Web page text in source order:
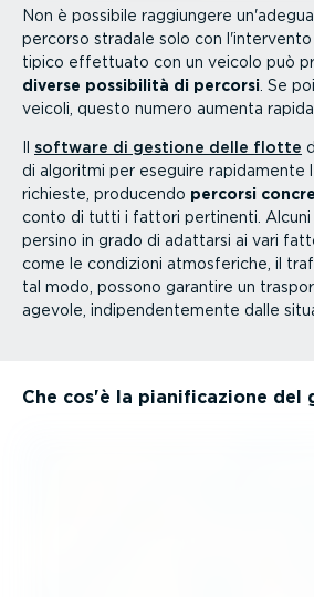
Non è possibile raggiungere
percorso stradale solo con l'intervento
tipico effettuato con un veicolo può
diverse possibilità di percorsi . Se
veicoli, questo numero aumenta
software di gestione delle flotte
di algoritmi per eseguire rapidamente
richieste, producendo percorsi
conto di tutti i fattori pertinenti. Alcuni
persino in grado di adattarsi ai vari
come le condizioni atmosfe­riche, il
tal modo, possono garantire un
agevole, indipen­den­te­mente dalle
Che cos'è la piani­fi­ca­zione del